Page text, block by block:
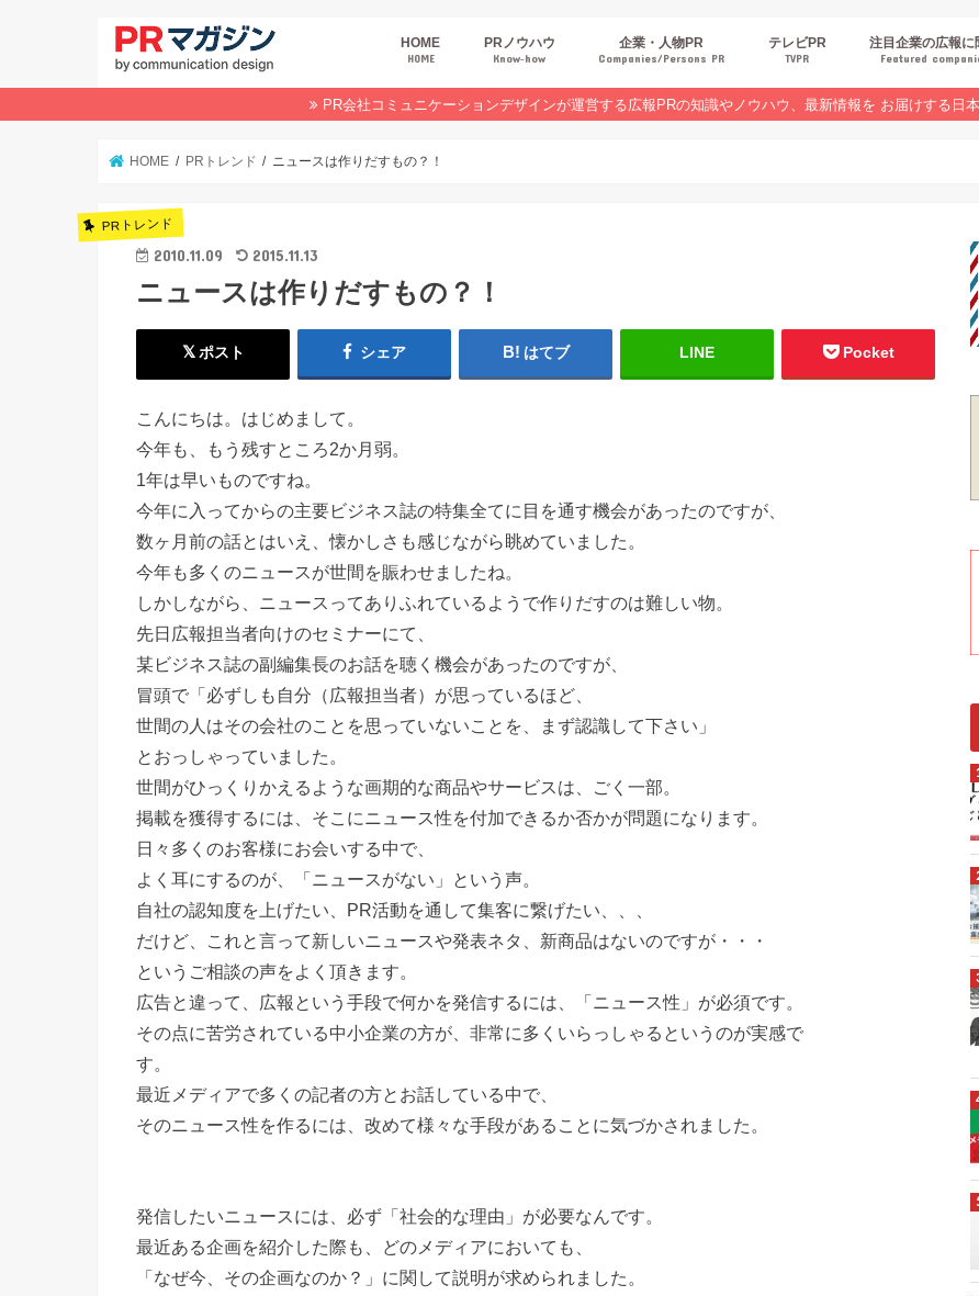
HOME
HOME
PRノウハウ
Know‐how
広報スキルUP
商品・サービスPR
デジタルPR
PRトレンド
イベントPR
業界コラム
オンラインセミナーレポート
企業・人物PR
Companies/Persons PR
テレビPR
TVPR
注目企業の広報に
Featured
PR会社コミュニケーションデザインが運営する広報PRの知識やノウハウ、最新情報を お届けする日
HOME PRトレンド ニュースは作りだすもの？！
PRトレンド
2010.11.09 2015.11.13
ニュースは作りだすもの？！
ポスト シェア はてブ LINE Pocket
こんにちは。はじめまして。
今年も、もう残すところ2か月弱。
1年は早いものですね。
今年に入ってからの主要ビジネス誌の特集全てに目を通す機会があったのですが、
数ヶ月前の話とはいえ、懐かしさも感じながら眺めていました。
今年も多くのニュースが世間を賑わせましたね。
しかしながら、ニュースってありふれているようで作りだすのは難しい物。
先日広報担当者向けのセミナーにて、
某ビジネス誌の副編集長のお話を聴く機会があったのですが、
冒頭で「必ずしも自分（広報担当者）が思っているほど、
世間の人はその会社のことを思っていないことを、まず認識して下さい」
とおっしゃっていました。
世間がひっくりかえるような画期的な商品やサービスは、ごく一部。
掲載を獲得するには、そこにニュース性を付加できるか否かが問題になります。
日々多くのお客様にお会いする中で、
よく耳にするのが、「ニュースがない」という声。
自社の認知度を上げたい、PR活動を通して集客に繋げたい、、、
だけど、これと言って新しいニュースや発表ネタ、新商品はないのですが・・・
というご相談の声をよく頂きます。
広告と違って、広報という手段で何かを発信するには、「ニュース性」が必須です。
その点に苦労されている中小企業の方が、非常に多くいらっしゃるというのが実感で
す。
最近メディアで多くの記者の方とお話している中で、
そのニュース性を作るには、改めて様々な手段があることに気づかされました。
発信したいニュースには、必ず「社会的な理由」が必要なんです。
最近ある企画を紹介した際も、どのメディアにおいても、
「なぜ今、その企画なのか？」に関して説明が求められました。